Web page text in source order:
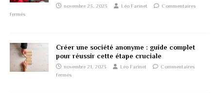
novembre 23, 2023 Léo Farinet
Commentaires
fermés
Créer une société anonyme : guide complet
pour réussir cette étape cruciale
novembre 21, 2023 Léo Farinet
Commentaires
fermés